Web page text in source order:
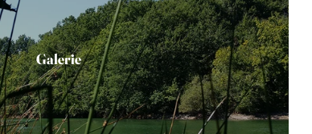
Galerie